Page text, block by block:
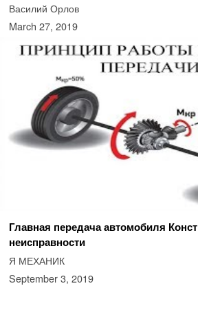
Василий Орлов
March 27, 2019
Главная передача автомобиля
неисправности
Я МЕХАНИК
September 3, 2019